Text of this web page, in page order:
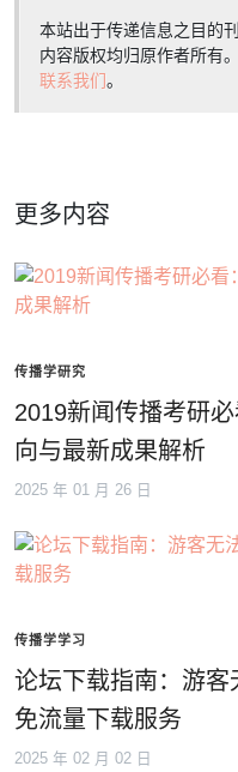
本站出于传递信息之目的
内容版权均归原作者所有
联系我们。
更多内容
传播学研究
2019新闻传播考研
向与最新成果解析
2025 年 01 月 26 日
传播学学习
论坛下载指南：游
免流量下载服务
2025 年 02 月 02 日